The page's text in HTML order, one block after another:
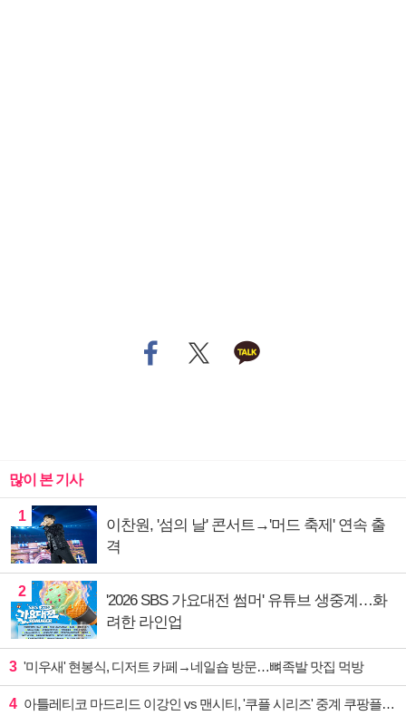
많이 본 기사
1
이찬원, '섬의 날' 콘서트→'머드 축제' 연속 출
격
2
'2026 SBS 가요대전 썸머' 유튜브 생중계…화
려한 라인업
3 '미우새' 현봉식, 디저트 카페→네일숍 방문…뼈족발 맛집 먹방
4 아틀레티코 마드리드 이강인 vs 맨시티, '쿠플 시리즈' 중계 쿠팡플레이